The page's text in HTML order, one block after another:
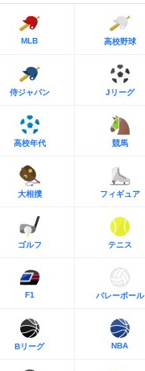
MLB 高校野球
侍ジャパン Jリーグ
高校年代 競馬
大相撲 フィギュア
ゴルフ テニス
F1 バレーボール
Bリーグ NBA